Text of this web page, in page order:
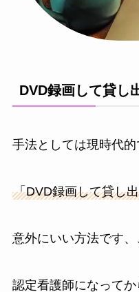
DVD録画して貸し
手法としては現時代的
「DVD録画して貸し
意外にいい方法です、
認定看護師になって